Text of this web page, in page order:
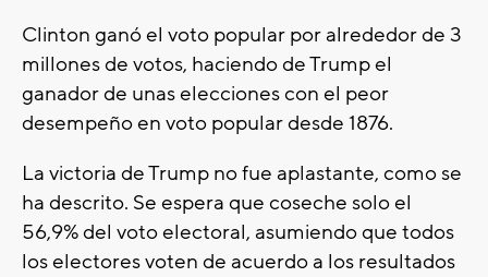
Clinton ganó el voto popular por alrededor de 3
millones de votos, haciendo de Trump el
ganador de unas elecciones con el peor
desempeño en voto popular desde 1876.
La victoria de Trump no fue aplastante, como se
ha descrito. Se espera que coseche solo el
56,9% del voto electoral, asumiendo que todos
los electores voten de acuerdo a los resultados